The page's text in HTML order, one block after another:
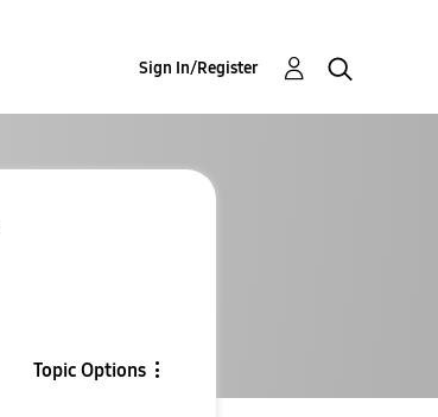
Sign In/Register
Topic Options